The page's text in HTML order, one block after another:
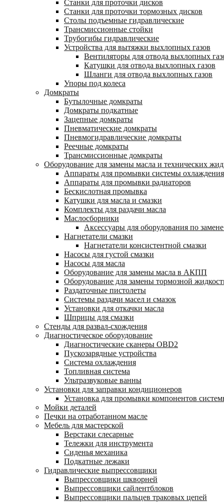
Станки для проточки дисков
Станки для проточки тормозных дисков
Столы подъемные гидравлические
Трансмиссионные стойки
Трубогибы гидравлические
Устройства для вытяжки выхлопных газов
Вентиляторы для отвода выхлопных
Катушки для отвода выхлопных газов
Шланги для отвода выхлопных газов
Упоры под колеса
Домкраты
Бутылочные домкраты
Домкраты подкатные
Зацепные домкраты
Пневматические домкраты
Пневмогидравлические домкраты
Реечные домкраты
Трансмиссионные домкраты
Оборудование для замены масла и технических
Аппараты для промывки системы охлаждения
Аппараты для промывки радиаторов
Бескислотная промывка
Катушки для масла и смазки
Комплекты для раздачи масла
Маслосборники
Аксессуары для оборудования по
Нагнетатели смазки
Нагнетатели консистентной смазки
Насосы для густой смазки
Насосы для масла
Оборудование для замены масла в АКПП
Оборудование для замены тормозной
Раздаточные пистолеты
Системы раздачи масел и смазок
Установки для откачки масла
Шприцы для смазки
Стенды для развал-схождения
Диагностическое оборудование
Диагностические сканеры OBD2
Пускозарядные устройства
Система охлаждения
Топливная система
Ультразвуковые ванны
Установки для заправки кондиционеров
Установка для промывки компонентов
Мойки деталей
Печки на отработанном масле
Мебель для мастерской
Верстаки слесарные
Тележки для инструмента
Сиденья механика
Подкатные лежаки
Гидравлические выпрессовщики
Выпрессовщики шкворней
Выпрессовщики сайлентблоков
Выпрессовщики пальцев траковых цепей